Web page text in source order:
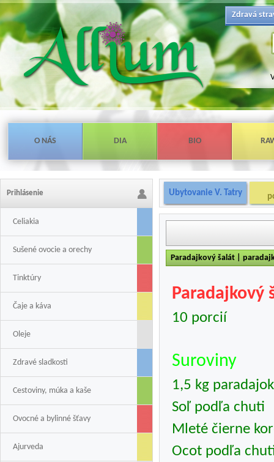
Zdravá
O NÁS DIA BIO
Prihlásenie
Celiakia
Sušené ovocie a orechy
Tinktúry
Čaje a káva
Oleje
Zdravé sladkosti
Cestoviny, múka a kaše
Ovocné a bylinné šťavy
Ajurveda
Ubytovanie V. Tatry
Paradajkový šalát |
Paradajkový
10 porcií
Suroviny
1,5 kg paradajok
Soľ podľa chuti
Mleté čierne
Ocot podľa